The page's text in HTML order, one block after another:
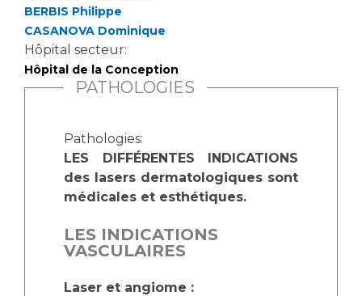
BERBIS Philippe
CASANOVA Dominique
Hôpital secteur:
Hôpital de la Conception
PATHOLOGIES
Pathologies:
LES DIFFÉRENTES INDICATIONS
des lasers dermatologiques sont
médicales et esthétiques.
LES INDICATIONS
VASCULAIRES
Laser et angiome :